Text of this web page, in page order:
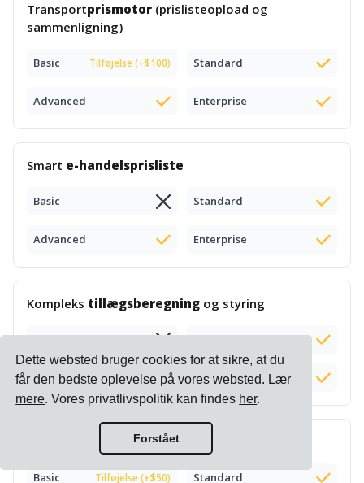
Dette websted bruger cookies for at sikre, at du
får den bedste oplevelse på vores websted. Lær
mere. Vores privatlivspolitik kan findes her.
Forstået
Transportprismotor (prislisteopload og
sammenligning)
Basic Tilføjelse (+$100) Standard
Advanced Enterprise
Smart e-handelsprisliste
Basic Standard
Advanced Enterprise
Kompleks tillægsberegning og styring
Basic Standard
Advanced Enterprise
beregning
Basic Tilføjelse (+$50) Standard